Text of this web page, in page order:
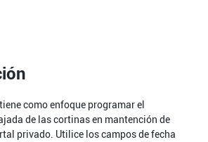
como enfoque programar el
de las cortinas en mantención de
privado. Utilice los campos de fecha